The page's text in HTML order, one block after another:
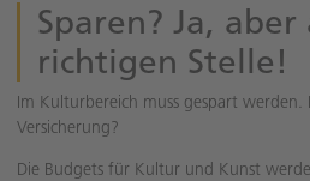
Sparen? Ja,
richtigen Stelle!
Im Kulturbereich muss gespart werden.
Versicherung?
Die Budgets für Kultur und Kunst